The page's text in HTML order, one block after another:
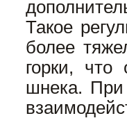
Такое
более
горки, что
шнека. При